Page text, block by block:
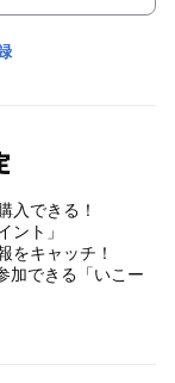
加できる「いこー